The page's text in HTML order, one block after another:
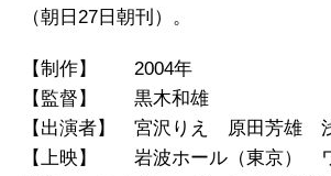
（朝日27日朝刊）。
【制作】 2004年
【監督】 黒木和雄
【出演者】 宮沢りえ 原田芳雄
【上映】 岩波ホール（東京）